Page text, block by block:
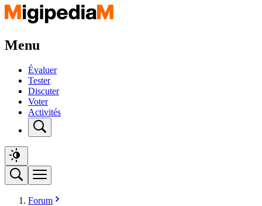
Menu
Évaluer
Tester
Discuter
Voter
Activités
Forum